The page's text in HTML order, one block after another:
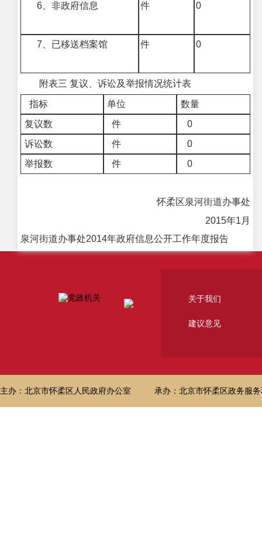
6 、非政府信息 件 0
7 、已移送档案馆 件 0
附表三 复议、诉讼及举报情况统计表
指标 单位
数量
复议数
件
0
诉讼数
件
0
举报数
件 0
怀柔区泉河街道办事处
2015年1月
泉河街道办事处2014年政府信息公开工作年度报告
关于我们
建议意见
主办：北京市怀柔区人民政府办公室 承办：北京市怀柔区政务服